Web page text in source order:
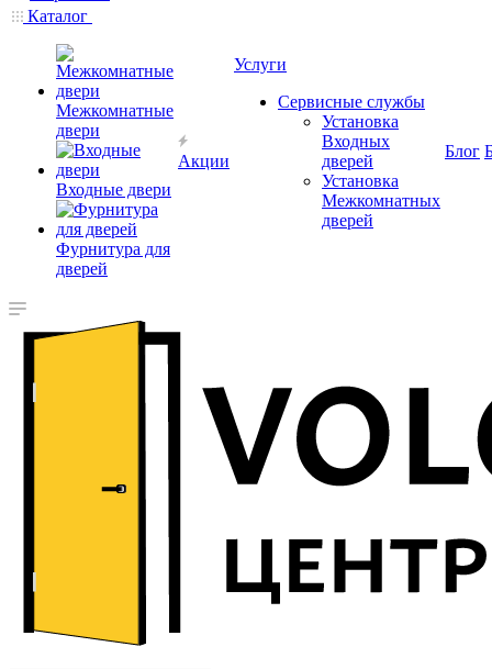
Каталог
Межкомнатные
двери
Входные двери
Фурнитура для
дверей
Акции
Услуги
Сервисные службы
Установка
Входных
дверей
Установка
Межкомнатных
дверей
Блог